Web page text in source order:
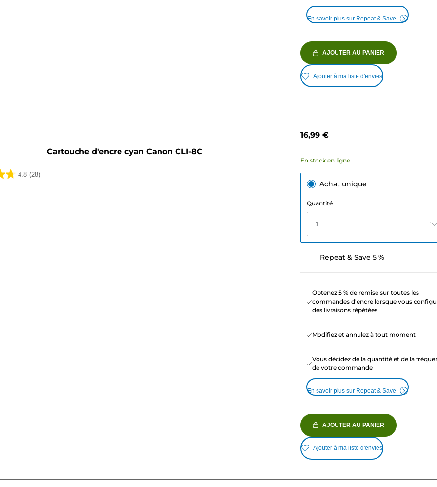
En savoir plus sur Repeat & Save
AJOUTER AU PANIER
Ajouter à ma liste d'envies
Cartouche d'encre cyan Canon CLI-8C
4.8 (28)
16,99 €
En stock en ligne
Achat unique
Quantité
1
Repeat & Save 5 %
Obtenez 5 % de remise sur toutes les
commandes d'encre lorsque vous
des livraisons répétées
Modifiez et annulez à tout moment
Vous décidez de la quantité et de la
de votre commande
En savoir plus sur Repeat & Save
AJOUTER AU PANIER
Ajouter à ma liste d'envies